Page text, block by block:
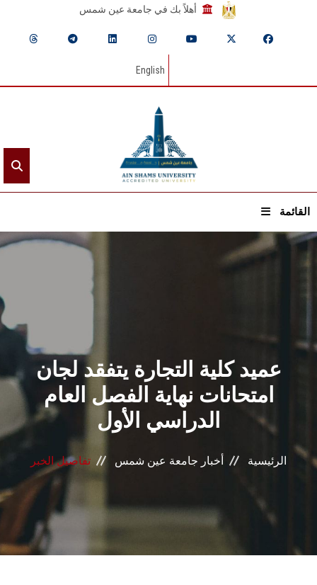
أهلاً بك في جامعة عين شمس
English
القائمة
الرئيسيـة
القطاعـات
الشئون الأكاديمية
البحث العلمي
المراكز والوحدات
الأنظمة الذكية
عميد كلية التجارة يتفقد لجان
امتحانات نهاية الفصل العام
الدراسي الأول
الرئيسية أخبار جامعة عين شمس تفاصيل الخبر